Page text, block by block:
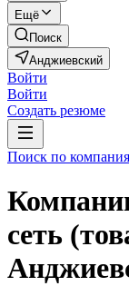
Ещё
Поиск
Анджиевский
Войти
Войти
Создать резюме
Поиск по
сеть